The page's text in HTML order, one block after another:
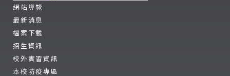
網站導覽
最新消息
檔案下載
招生資訊
校外實習資訊
本校防疫專區